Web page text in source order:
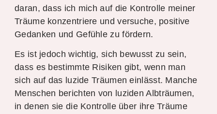
daran, dass ich mich auf die Kontrolle meiner
Träume konzentriere und versuche, positive
Gedanken und Gefühle zu fördern.
Es ist jedoch wichtig, sich bewusst zu sein,
dass es bestimmte Risiken gibt, wenn man
sich auf das luzide Träumen einlässt. Manche
Menschen berichten von luziden Albträumen,
in denen sie die Kontrolle über ihre Träume